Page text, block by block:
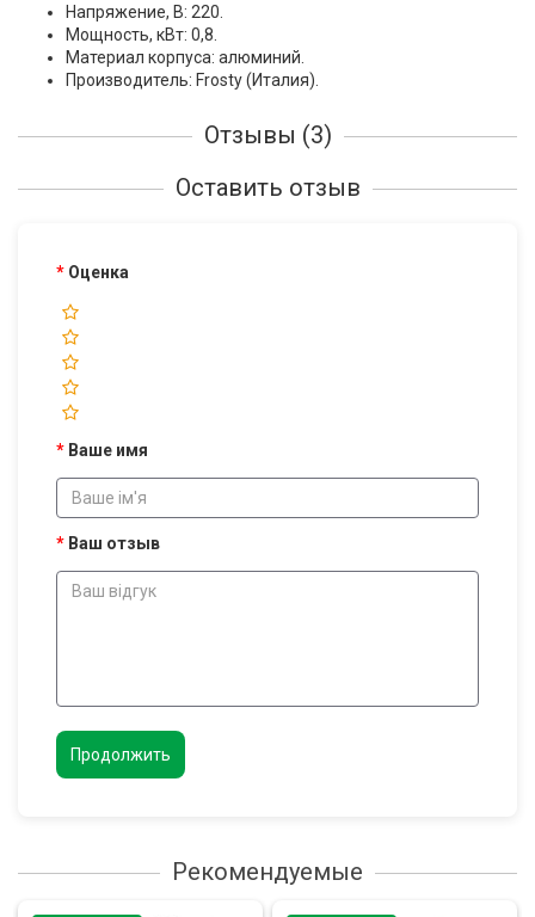
Напряжение, В: 220.
Мощность, кВт: 0,8.
Материал корпуса: алюминий.
Производитель: Frosty (Италия).
Отзывы (3)
Оставить отзыв
Оценка
Ваше имя
Ваш отзыв
Продолжить
Рекомендуемые